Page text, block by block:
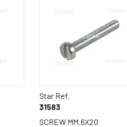
Star Ref.
31583
SCREW MM.6X20